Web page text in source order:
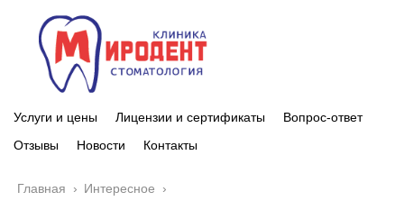
Услуги и цены Лицензии и сертификаты
Вопрос-ответ
Отзывы
Новости Контакты
Главная › Интересное ›